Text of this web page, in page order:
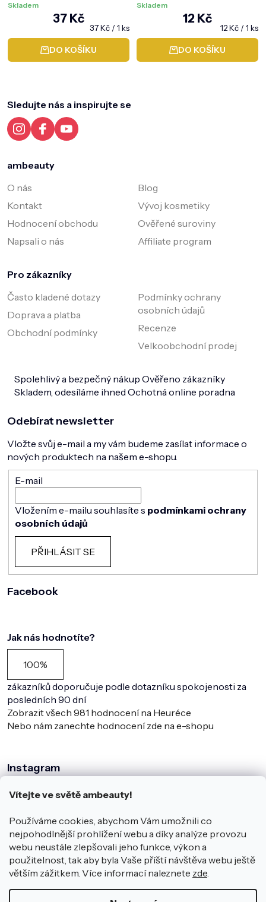
Vítejte ve světě ambeauty!
Používáme cookies, abychom Vám umožnili co
nejpohodlnější prohlížení webu a díky analýze provozu
webu neustále zlepšovali jeho funkce, výkon a
použitelnost, tak aby byla Vaše příští návštěva webu ještě
větším zážitkem. Více informací naleznete zde.
Skladem
37 Kč
Měrná
cena:
37 Kč / 1 ks
DO KOŠÍKU
Skladem
12 Kč
Měrná
cena:
12 Kč / 1 ks
DO KOŠÍKU
Sledujte nás a inspirujte se
ambeauty
O nás
Kontakt
Hodnocení obchodu
Napsali o nás
Blog
Vývoj kosmetiky
Ověřené suroviny
Affiliate program
Pro zákazníky
Často kladené dotazy
Doprava a platba
Obchodní podmínky
Podmínky ochrany
osobních údajů
Recenze
Velkoobchodní prodej
Spolehlivý a bezpečný nákup Ověřeno zákazníky
Skladem, odesíláme ihned Ochotná online poradna
Odebírat newsletter
Vložte svůj e-mail a my vám budeme zasílat informace o
nových produktech na našem e-shopu.
E-mail
Vložením e-mailu souhlasíte s podmínkami ochrany
osobních údajů
PŘIHLÁSIT SE
Facebook
Jak nás hodnotíte?
100%
zákazníků doporučuje podle dotazníku spokojenosti za
posledních 90 dní
Zobrazit všech 981 hodnocení na Heuréce
Nebo nám zanechte hodnocení zde na e-shopu
Instagram
Sledovat na Instagramu